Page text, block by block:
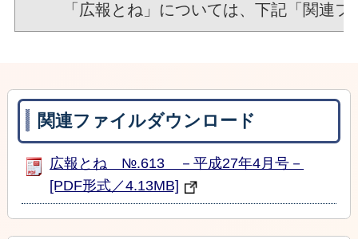
「広報とね」については、下記「関連
関連ファイルダウンロード
広報とね №.613 －平成27年4月号－
[PDF形式／4.13MB]